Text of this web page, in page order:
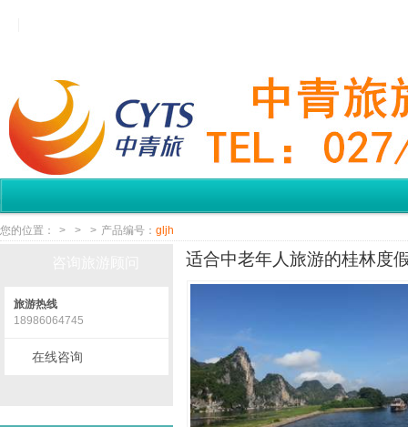
您的位置： > > > 产品编号： gljh
适合中老年人旅游的桂林度
旅游热线
18986064745
在线咨询